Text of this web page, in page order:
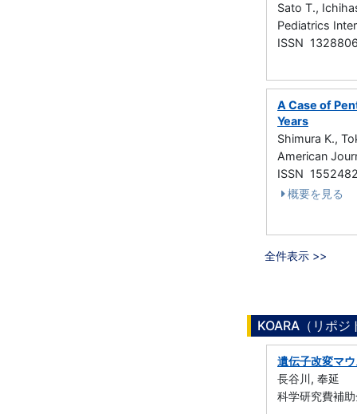
Sato T.,
Pediatrics
ISSN
A Case of
Years
Shimura K.,
American
ISSN
概要を見る
全件表示 >>
KOARA（リポ
遺伝子改変マ
長谷川, 奉延
科学研究費補